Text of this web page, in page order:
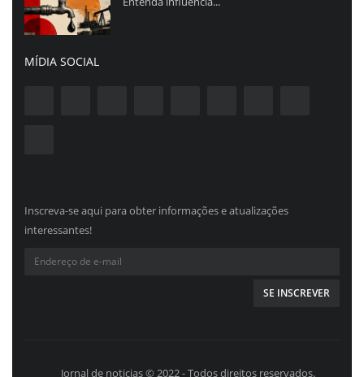
MÍDIA SOCIAL
Inscreva-se aqui para obter informações e atualizações
interessantes!
Jornal de noticias © 2022 - Todos direitos reservados.